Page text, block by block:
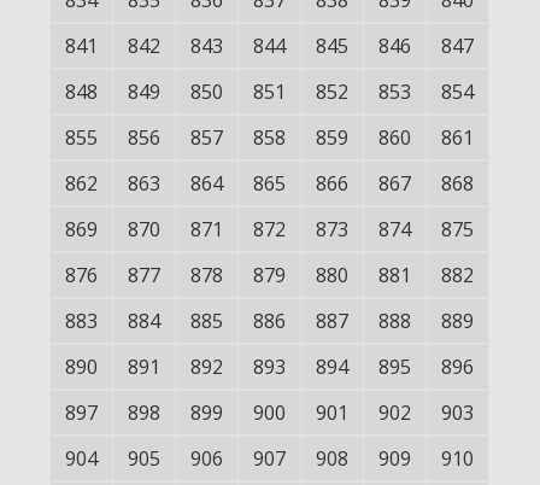
841
842 843 844 845 846
847
848
849 850 851 852 853
854
855
856 857 858 859 860
861
862
863 864 865 866 867
868
869
870 871 872 873 874
875
876
877 878 879 880 881
882
883
884 885 886 887 888
889
890
891 892 893 894 895
896
897
898 899 900 901 902
903
904
905 906 907 908 909
910